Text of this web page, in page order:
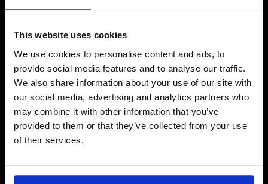
This website uses cookies
We use cookies to personalise content and ads, to
provide social media features and to analyse our traffic.
We also share information about your use of our site with
our social media, advertising and analytics partners who
may combine it with other information that you’ve
provided to them or that they’ve collected from your use
of their services.
"Zauważyliśmy, że w branży e-commerce
brakuje spotkania, które byłoby bardziej
przestrzenią do dyskusji, niż zwykłym
meetupem z prezentacjami. Tak narodził
się Commerce Space. Planujemy, by
wydarzeniem na mapie Krakowa" -